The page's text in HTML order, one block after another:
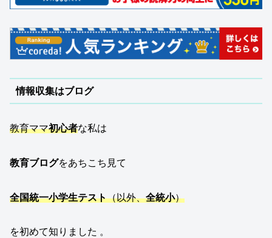
情報収集はブログ
教育ママ初心者な私は
教育ブログをあちこち見て
全国統一小学生テスト（以外、全統小）
を初めて知りました 。